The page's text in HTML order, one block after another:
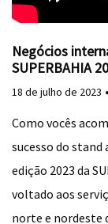
Negócios
SUPERBAHIA
18 de julho de 2023
Como vocês
sucesso do stand
edição 2023 da
voltado aos
norte e